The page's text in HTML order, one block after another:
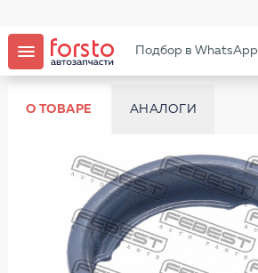
Подбор в WhatsApp
О ТОВАРЕ АНАЛОГИ